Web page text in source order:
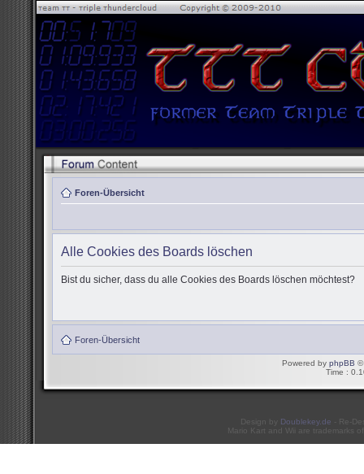
Foren-Übersicht
Alle Cookies des Boards löschen
Bist du sicher, dass du alle Cookies des Boards löschen möchtest?
Foren-Übersicht
Powered by phpBB ©
Time :
Design by Doublekey.de - Re-
Mario Kart and Wii are trademarks